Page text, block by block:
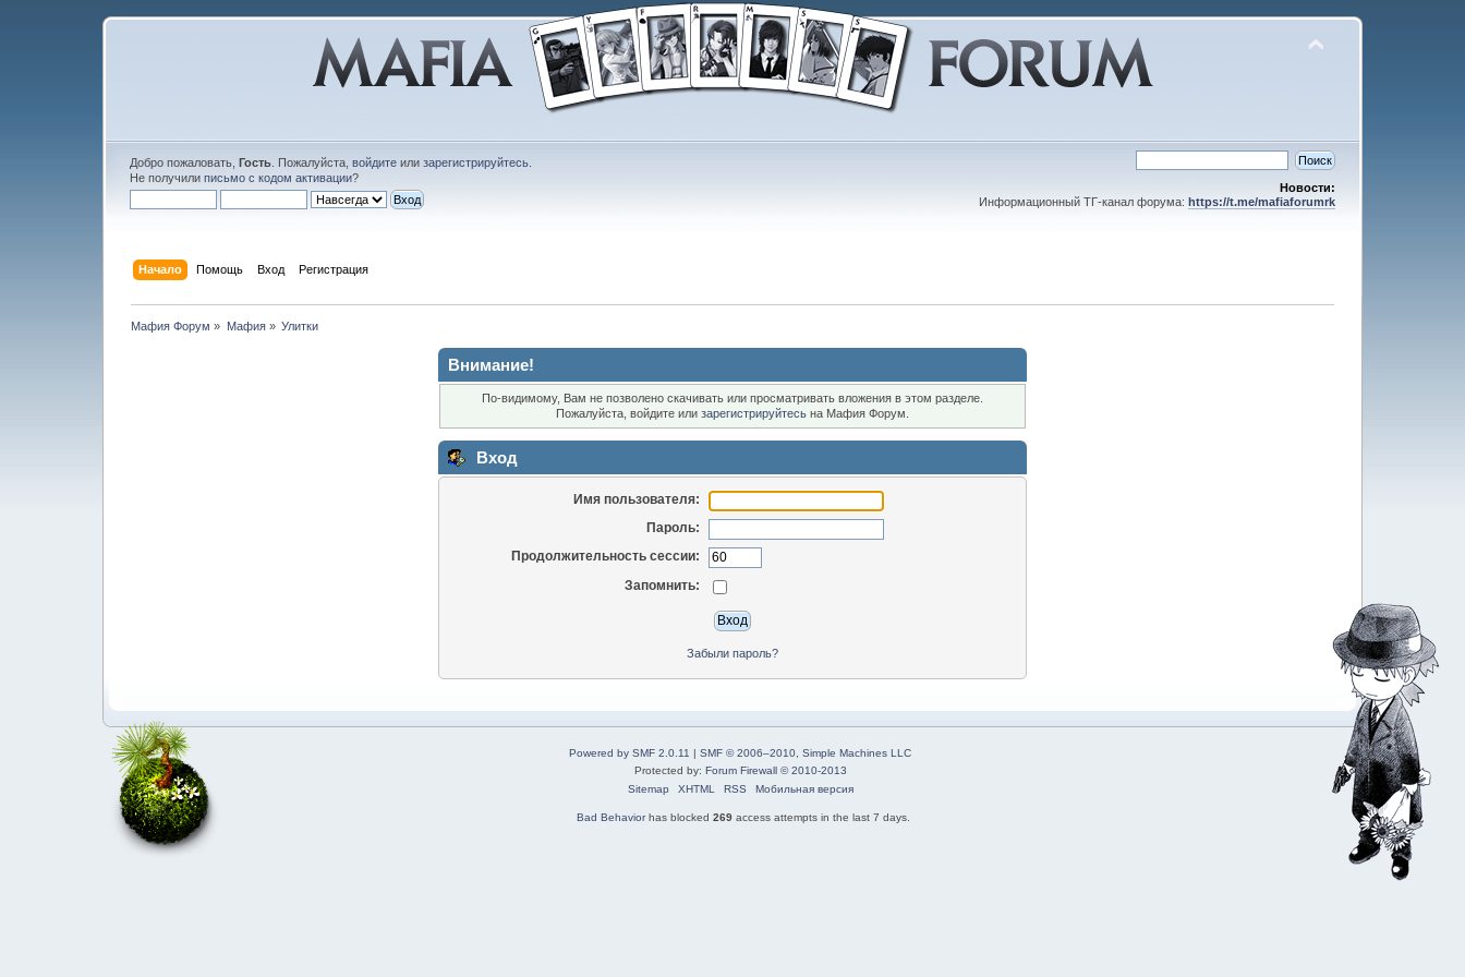
Добро пожаловать,Гость . Пожалуйста,войдите илизарегистрируйтесь
Не получилиписьмо с кодом активации?
Новости:
Информационный ТГ-канал форума: https://t.me/mafiaforumrk
Начало Помощь Вход Регистрация
Мафия Форум » Мафия» Улитки
Внимание!
По-видимому, Вам не позволено скачивать или просматривать вложения в этом разделе.
Пожалуйста, войдите или зарегистрируйтесьна Мафия Форум.
Вход
Имя пользователя:
Пароль:
Продолжительность сессии:
Запомнить:
Забыли пароль?
Powered by SMF 2.0.11 |SMF © 2006–2010, Simple Machines LLC
Protected by: Forum Firewall © 2010-2013
Sitemap
XHTML RSS Мобильная версия
Bad Behaviorhas blocked 269access attempts in the last 7 days.